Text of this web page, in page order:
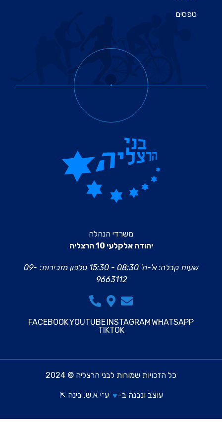
טפסים
משרדי הנהלה
יהודה אלקלעי 10 הרצליה
שעות קבלה: א'-ה' 08:30 - 15:30 טלפון מזכירות: 09-
9663112
WHATSAPP
INSTAGRAM
YOUTUBE
FACEBOOK
TIKTOK
כל הזכויות שמורות לבני הרצליה © 2024
עוצב ונבנה ב-♥ ע״י א.ש. בינה ⇱